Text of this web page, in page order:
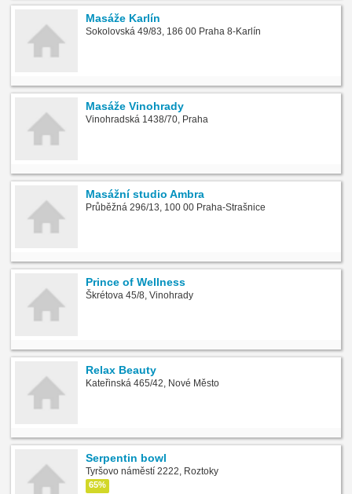
Masáže Karlín
Sokolovská 49/83, 186 00 Praha 8-Karlín
Masáže Vinohrady
Vinohradská 1438/70, Praha
Masážní studio Ambra
Průběžná 296/13, 100 00 Praha-Strašnice
Prince of Wellness
Škrétova 45/8, Vinohrady
Relax Beauty
Kateřinská 465/42, Nové Město
Serpentin bowl
Tyršovo náměstí 2222, Roztoky
65%